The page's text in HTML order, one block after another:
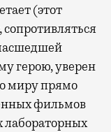
(этот
герою, уверен
миру прямо
фильмов